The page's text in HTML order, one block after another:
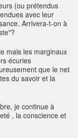
(ou prétendus
avec leur
Arrivera-t-on à
mais les marginaux
écuries
que le net
du savoir et la
je continue à
, la conscience et